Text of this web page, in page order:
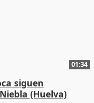
01:34
siguen
(Huelva)